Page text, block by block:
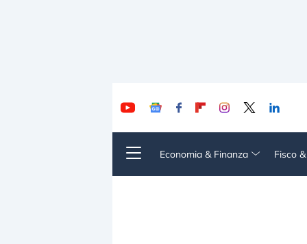
Economia & Finanza Fisco